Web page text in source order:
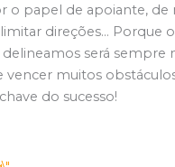
o papel de apoiante, de
direções… Porque
será sempre
vencer muitos
do sucesso!